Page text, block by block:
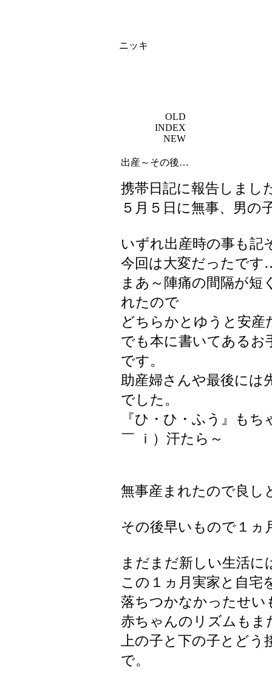
ニッキ
OLD
INDEX
NEW
出産～その後…
携帯日記に報告しまし
５月５日に無事、男の
いずれ出産時の事も記
今回は大変だったで
まあ～陣痛の間隔が短
れたので
どちらかとゆうと安産
でも本に書いてあるお
です。
助産婦さんや最後には
でした。
『ひ・ひ・ふう』も
￣ ｉ）汗たら～
無事産まれたので良し
その後早いもので１ヵ
まだまだ新しい生活に
この１ヵ月実家と自宅
落ちつかなかったせい
赤ちゃんのリズムも
上の子と下の子とど
で。